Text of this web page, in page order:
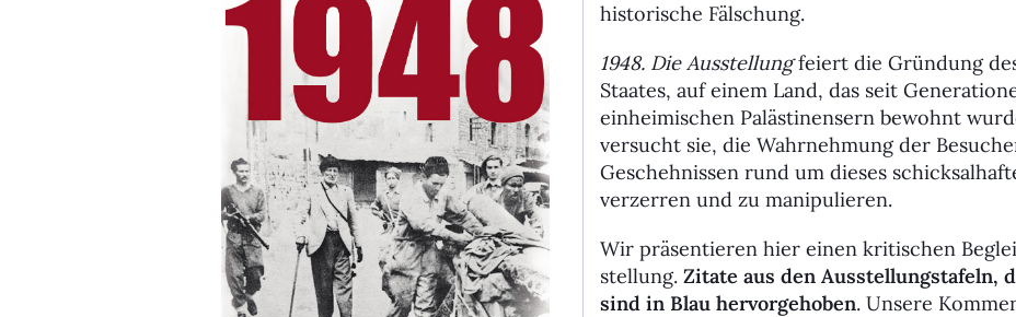
historische Fälschung.
1948. Die Ausstellungfeiert die Grün­dung
Staates, auf einem Land, das seit
einheimischen Palästinensern bewohnt
versucht sie, die Wahrnehmung der
Geschehnissen rund um dieses
verzerren und zu manipulieren.
Wir präsentieren hier einen kriti­schen
stel­lung. Zitate aus den Ausstel­lungs­tafeln,
sind in Blau hervorgehoben. Unsere